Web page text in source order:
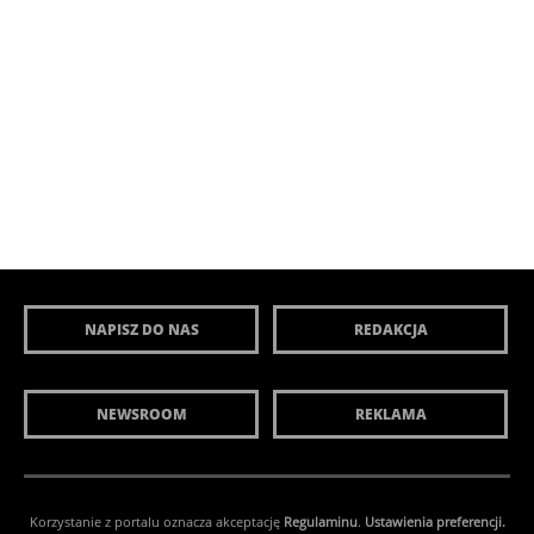
NAPISZ DO NAS REDAKCJA
NEWSROOM REKLAMA
Korzystanie z portalu oznacza akceptację Regulaminu. Ustawienia preferencji.